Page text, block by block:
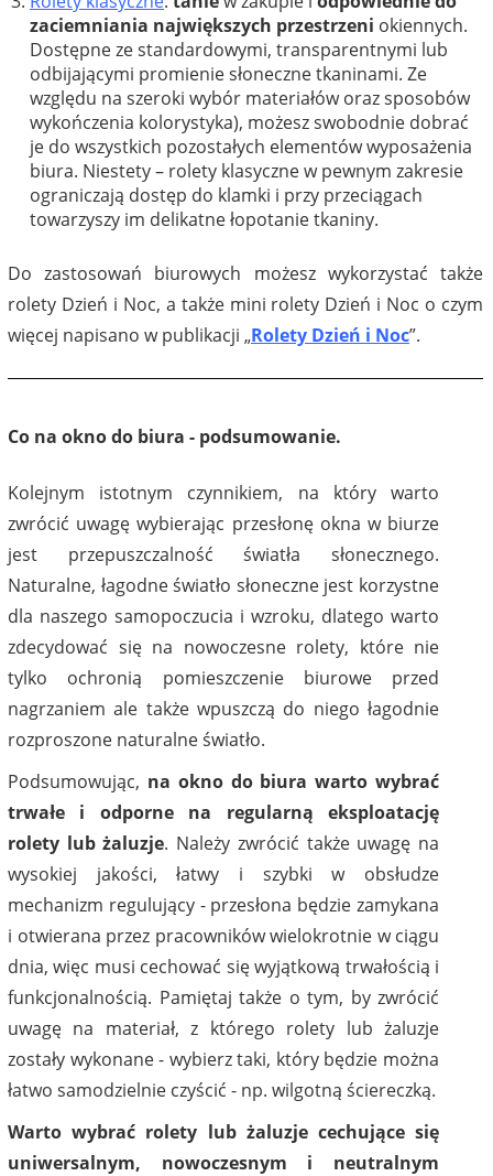
zaciemniania największych przestrzeni okiennych.
Dostępne ze standardowymi, transparentnymi lub
odbijającymi promienie słoneczne tkaninami. Ze
względu na szeroki wybór materiałów oraz sposobów
wykończenia kolorystyka), możesz swobodnie dobrać
je do wszystkich pozostałych elementów wyposażenia
biura. Niestety – rolety klasyczne w pewnym zakresie
ograniczają dostęp do klamki i przy przeciągach
towarzyszy im delikatne łopotanie tkaniny.
Do zastosowań biurowych możesz wykorzystać także
rolety Dzień i Noc, a także mini rolety Dzień i Noc o czym
więcej napisano w publikacji „Rolety Dzień i Noc”.
Co na okno do biura - podsumowanie.
Kolejnym istotnym czynnikiem, na który warto
zwrócić uwagę wybierając przesłonę okna w biurze
jest przepuszczalność światła słonecznego.
Naturalne, łagodne światło słoneczne jest korzystne
dla naszego samopoczucia i wzroku, dlatego warto
zdecydować się na nowoczesne rolety, które nie
tylko ochronią pomieszczenie biurowe przed
nagrzaniem ale także wpuszczą do niego łagodnie
rozproszone naturalne światło.
Podsumowując, na okno do biura warto wybrać
trwałe i odporne na regularną eksploatację
rolety lub żaluzje. Należy zwrócić także uwagę na
wysokiej jakości, łatwy i szybki w obsłudze
mechanizm regulujący - przesłona będzie zamykana
i otwierana przez pracowników wielokrotnie w ciągu
dnia, więc musi cechować się wyjątkową trwałością i
funkcjonalnością. Pamiętaj także o tym, by zwrócić
uwagę na materiał, z którego rolety lub żaluzje
zostały wykonane - wybierz taki, który będzie można
łatwo samodzielnie czyścić - np. wilgotną ściereczką.
Warto wybrać rolety lub żaluzje cechujące się
uniwersalnym, nowoczesnym i neutralnym